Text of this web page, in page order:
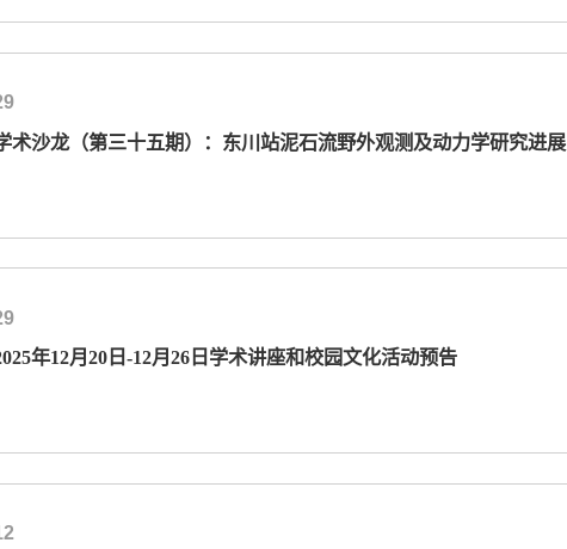
术沙龙（第三十五期）：东川站泥石流野外观测及动力学研究进展
年12月20日-12月26日学术讲座和校园文化活动预告